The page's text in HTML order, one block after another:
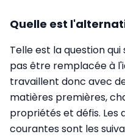
Quelle est
Telle est la question
pas être remplacée à
travaillent donc avec
matières premières,
propriétés et défis. Les
courantes sont les